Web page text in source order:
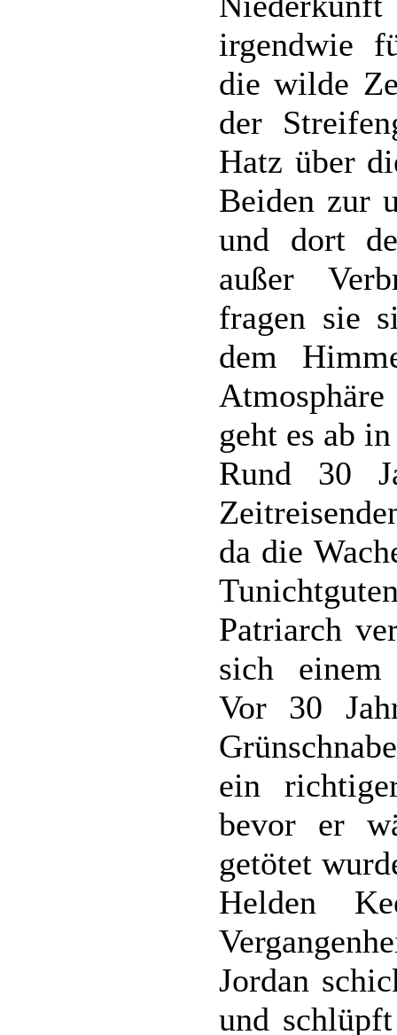
irgendwie
die wilde
der
Hatz über
Beiden zur
und dort
außer
fragen sie
dem
geht es ab
Rund 30
da die
Patriarch
sich einem
Vor 30
ein
bevor er
getötet
Helden
Jordan
und